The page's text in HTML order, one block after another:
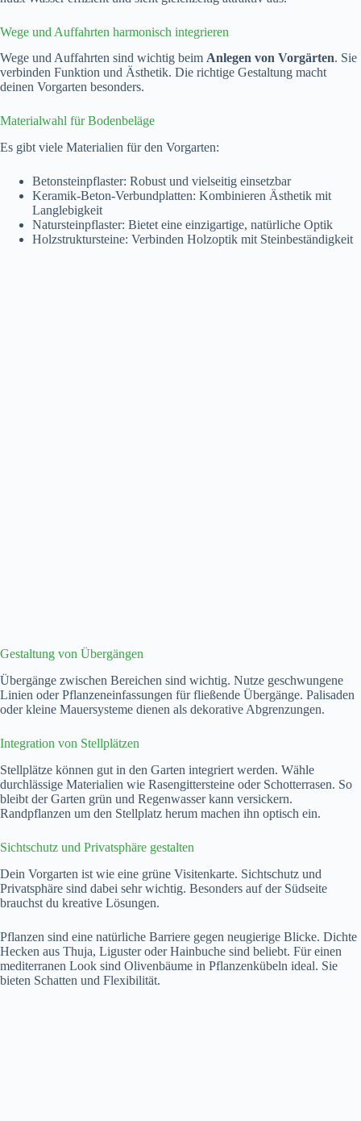
Wege und Auffahrten harmonisch integrieren
Wege und Auffahrten sind wichtig beim Anlegen von Vorgärten. Sie
verbinden Funktion und Ästhetik. Die richtige Gestaltung macht
deinen Vorgarten besonders.
Materialwahl für Bodenbeläge
Es gibt viele Materialien für den Vorgarten:
Betonsteinpflaster: Robust und vielseitig einsetzbar
Keramik-Beton-Verbundplatten: Kombinieren Ästhetik mit
Langlebigkeit
Natursteinpflaster: Bietet eine einzigartige, natürliche Optik
Holzstruktursteine: Verbinden Holzoptik mit Steinbeständigkeit
Gestaltung von Übergängen
Übergänge zwischen Bereichen sind wichtig. Nutze geschwungene
Linien oder Pflanzeneinfassungen für fließende Übergänge. Palisaden
oder kleine Mauersysteme dienen als dekorative Abgrenzungen.
Integration von Stellplätzen
Stellplätze können gut in den Garten integriert werden. Wähle
durchlässige Materialien wie Rasengittersteine oder Schotterrasen. So
bleibt der Garten grün und Regenwasser kann versickern.
Randpflanzen um den Stellplatz herum machen ihn optisch ein.
Sichtschutz und Privatsphäre gestalten
Dein Vorgarten ist wie eine grüne Visitenkarte. Sichtschutz und
Privatsphäre sind dabei sehr wichtig. Besonders auf der Südseite
brauchst du kreative Lösungen.
Pflanzen sind eine natürliche Barriere gegen neugierige Blicke. Dichte
Hecken aus Thuja, Liguster oder Hainbuche sind beliebt. Für einen
mediterranen Look sind Olivenbäume in Pflanzenkübeln ideal. Sie
bieten Schatten und Flexibilität.